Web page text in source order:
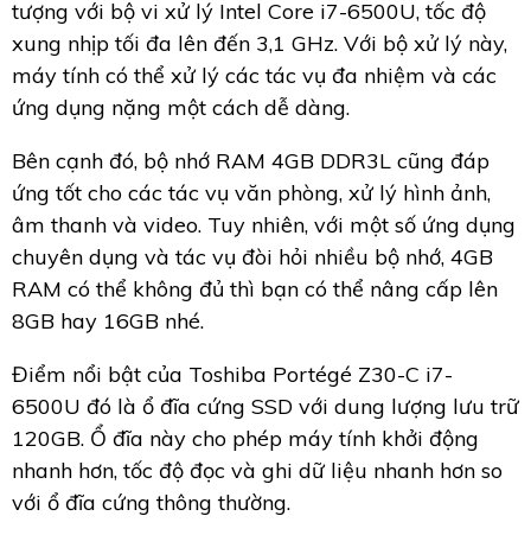
tượng với bộ vi xử lý Intel Core i7-6500U, tốc độ
xung nhịp tối đa lên đến 3,1 GHz. Với bộ xử lý này,
máy tính có thể xử lý các tác vụ đa nhiệm và các
ứng dụng nặng một cách dễ dàng.
Bên cạnh đó, bộ nhớ RAM 4GB DDR3L cũng đáp
ứng tốt cho các tác vụ văn phòng, xử lý hình ảnh,
âm thanh và video. Tuy nhiên, với một số ứng dụng
chuyên dụng và tác vụ đòi hỏi nhiều bộ nhớ, 4GB
RAM có thể không đủ thì bạn có thể nâng cấp lên
8GB hay 16GB nhé.
Điểm nổi bật của Toshiba Portégé Z30-C i7-
6500U đó là ổ đĩa cứng SSD với dung lượng lưu trữ
120GB. Ổ đĩa này cho phép máy tính khởi động
nhanh hơn, tốc độ đọc và ghi dữ liệu nhanh hơn so
với ổ đĩa cứng thông thường.